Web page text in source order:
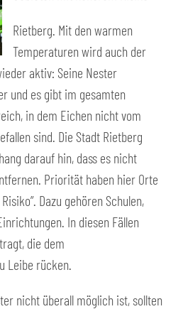
Rietberg. Mit den warmen
Temperaturen wird auch der
aktiv: Seine Nester
und es gibt im gesamten
in dem Eichen nicht vom
sind. Die Stadt Rietberg
darauf hin, dass es nicht
Priorität haben hier Orte
Dazu gehören Schulen,
In diesen Fällen
die dem
Leibe rücken.
nicht überall möglich ist, sollten